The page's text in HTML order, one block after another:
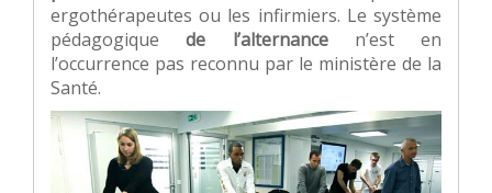
ergothérapeutes ou les infirmiers. Le système
pédagogiquede l’alternancen’est en
l’occurrence pas reconnu par le ministère de la
Santé.